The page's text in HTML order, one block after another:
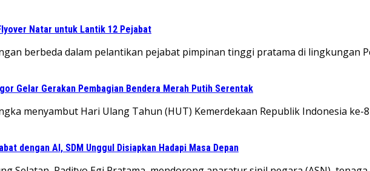
Natar untuk Lantik 12 Pejabat
berbeda dalam pelantikan pejabat pimpinan tinggi pratama di lingkungan
Gelar Gerakan Pembagian Bendera Merah Putih Serentak
menyambut Hari Ulang Tahun (HUT) Kemerdekaan Republik Indonesia
dengan AI, SDM Unggul Disiapkan Hadapi Masa Depan